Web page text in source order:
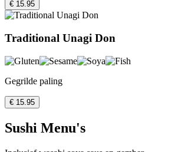
€ 15.95
Traditional Unagi Don
Gegrilde paling
€ 15.95
Sushi Menu's